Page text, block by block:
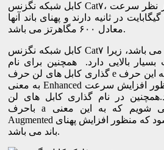
کابل شبکه نگزنس Cat۷، این نوع کابل های شبکه از نظر سرعت
انتقال داده ای برابر با ۲۵ گیگابایت در ثانیه دارند و پهنای باند آنها
معادل ۶۰۰ مگاهرتز می باشد.
کابل شبکه نگزنس Cat۷ از بهترین کابل های شبکه می باشد، زیرا
بالایی دارد. همچنین برای نام
گذاری کابل های لن حرف e کنار اعداد دیده می شود که این حرف
به معنی Enhanced یا بهبود یافته است که منظور افزایش سرعت
در نام گذاری کابل های لن
باحرف a کنار اعداد رو به رو می شویم که به این معنی
Augmented یا افزایش یافته بیان می شود که منظور افزایش پهنای
باند می باشد.